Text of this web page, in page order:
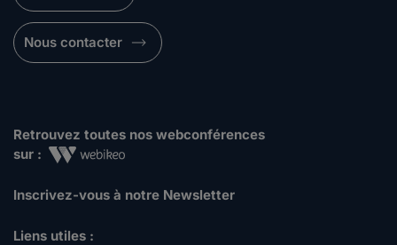
Nous contacter
Retrouvez toutes nos webconférences
sur :
Inscrivez-vous à notre Newsletter
Liens utiles :